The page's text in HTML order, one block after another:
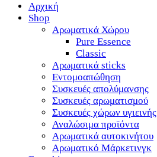
Αρχική
Shop
Αρωματικά Χώρου
Pure Essence
Classic
Αρωματικά sticks
Εντομοαπώθηση
Συσκευές απολύμανσης
Συσκευές αρωματισμού
Συσκευές χώρων υγιεινής
Αναλώσιμα προϊόντα
Αρωματικά αυτοκινήτου
Αρωματικό Μάρκετινγκ